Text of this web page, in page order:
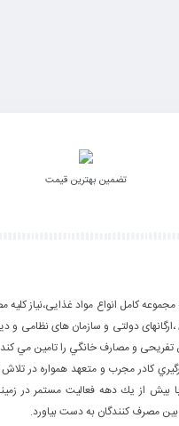
تضمین بهترین قیمت
كامل انواع مواد غذایی،نياز كليه
دولتی و سازمان های نظامی و
تفریحی و مصارف خانگي را تامین مي
كادر مجرب و متعهد همواره در
از يك دهه فعاليت مستمر در
مصرف كنندگان به دست بياورد.